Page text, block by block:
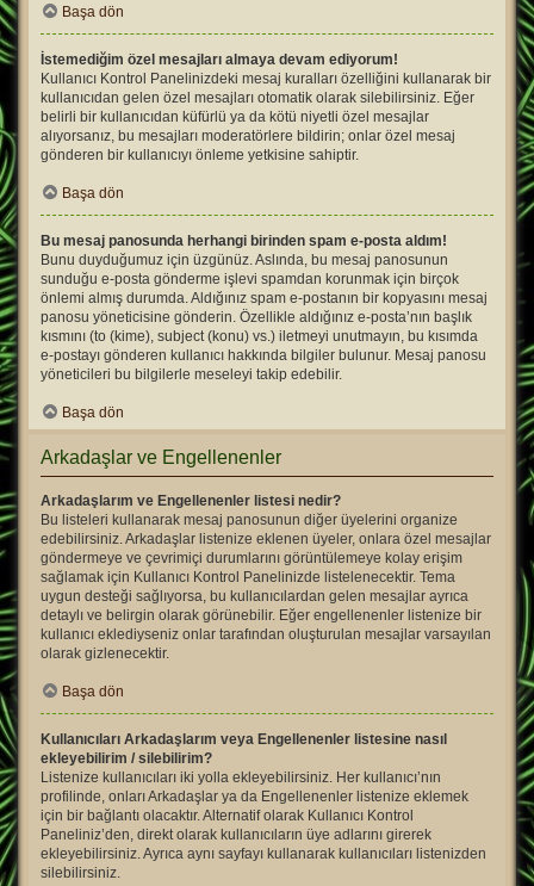
Başa dön
İstemediğim özel mesajları almaya devam ediyorum!
Kullanıcı Kontrol Panelinizdeki mesaj kuralları özelliğini kullanarak bir
kullanıcıdan gelen özel mesajları otomatik olarak silebilirsiniz. Eğer
belirli bir kullanıcıdan küfürlü ya da kötü niyetli özel mesajlar
alıyorsanız, bu mesajları moderatörlere bildirin; onlar özel mesaj
gönderen bir kullanıcıyı önleme yetkisine sahiptir.
Başa dön
Bu mesaj panosunda herhangi birinden spam e-posta aldım!
Bunu duyduğumuz için üzgünüz. Aslında, bu mesaj panosunun
sunduğu e-posta gönderme işlevi spamdan korunmak için birçok
önlemi almış durumda. Aldığınız spam e-postanın bir kopyasını mesaj
panosu yöneticisine gönderin. Özellikle aldığınız e-posta’nın başlık
kısmını (to (kime), subject (konu) vs.) iletmeyi unutmayın, bu kısımda
e-postayı gönderen kullanıcı hakkında bilgiler bulunur. Mesaj panosu
yöneticileri bu bilgilerle meseleyi takip edebilir.
Başa dön
Arkadaşlar ve Engellenenler
Arkadaşlarım ve Engellenenler listesi nedir?
Bu listeleri kullanarak mesaj panosunun diğer üyelerini organize
edebilirsiniz. Arkadaşlar listenize eklenen üyeler, onlara özel mesajlar
göndermeye ve çevrimiçi durumlarını görüntülemeye kolay erişim
sağlamak için Kullanıcı Kontrol Panelinizde listelenecektir. Tema
uygun desteği sağlıyorsa, bu kullanıcılardan gelen mesajlar ayrıca
detaylı ve belirgin olarak görünebilir. Eğer engellenenler listenize bir
kullanıcı eklediyseniz onlar tarafından oluşturulan mesajlar varsayılan
olarak gizlenecektir.
Başa dön
Kullanıcıları Arkadaşlarım veya Engellenenler listesine nasıl
ekleyebilirim / silebilirim?
Listenize kullanıcıları iki yolla ekleyebilirsiniz. Her kullanıcı’nın
profilinde, onları Arkadaşlar ya da Engellenenler listenize eklemek
için bir bağlantı olacaktır. Alternatif olarak Kullanıcı Kontrol
Paneliniz’den, direkt olarak kullanıcıların üye adlarını girerek
ekleyebilirsiniz. Ayrıca aynı sayfayı kullanarak kullanıcıları listenizden
silebilirsiniz.